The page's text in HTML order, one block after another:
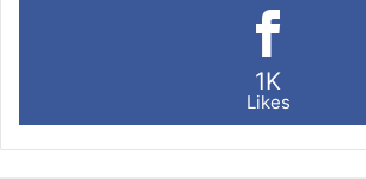
1K
Likes